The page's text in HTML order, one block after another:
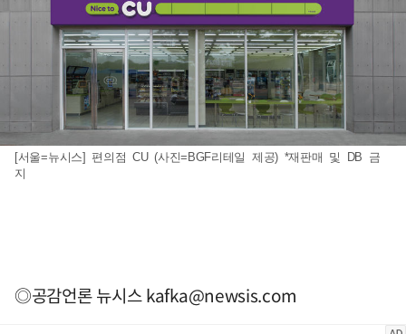
[서울=뉴시스] 편의점 CU (사진=BGF리테일 제공) *재판매 및 DB 금
지
◎공감언론 뉴시스kafka@newsis.com